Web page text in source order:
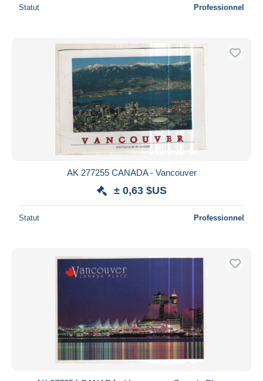
Statut Professionnel
AK 277255 CANADA - Vancouver
± 0,63 $US
Statut Professionnel